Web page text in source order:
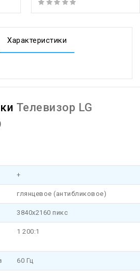
Характеристики
Телевизор LG
+
глянцевое (антибликовое)
3840x2160 пикс
1 200:1
60 Гц